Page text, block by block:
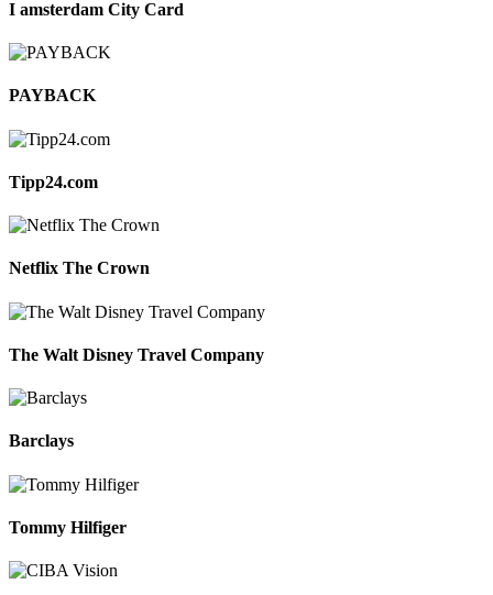
I amsterdam City Card
PAYBACK
Tipp24.com
Netflix The Crown
The Walt Disney Travel Company
Barclays
Tommy Hilfiger